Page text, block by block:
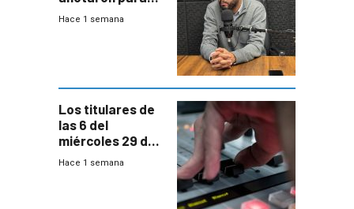
las pruebas
Hace 1 semana
Los titulares de
las 6 del
miércoles 29 de
julio de 2026
Hace 1 semana